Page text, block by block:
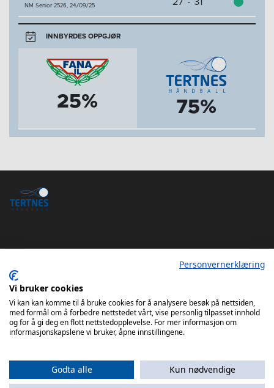
NM Senior 2526, 24/09/25
INNBYRDES OPPGJØR
25% 75%
Tertnes Håndball Elite Android App
Personvernerklæring
Vi bruker cookies
Vi kan kan komme til å bruke cookies for å analysere besøk på nettsiden,
med formål om å forbedre nettstedet vårt, vise personlig tilpasset innhold
og for å gi deg en flott nettstedopplevelse. For mer informasjon om
informasjonskapslene vi bruker, åpne innstillingene.
Godta alle
Kun nødvendige